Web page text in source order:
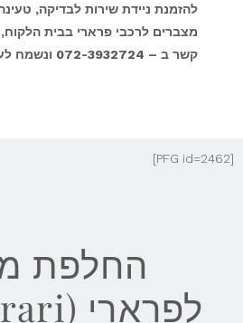
להזמנת ניידת שירות לבדיקה,
מצברים לרכבי פרארי בבית הלקוח,
קשר ב – 072-3932724 ונשמח לעמוד לרשותך.
[PFG id=2462]
החלפת